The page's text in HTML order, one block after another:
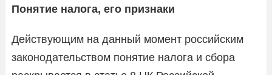
Понятие налога, его признаки
Действующим на данный момент российским
законодательством понятие налога и сбора